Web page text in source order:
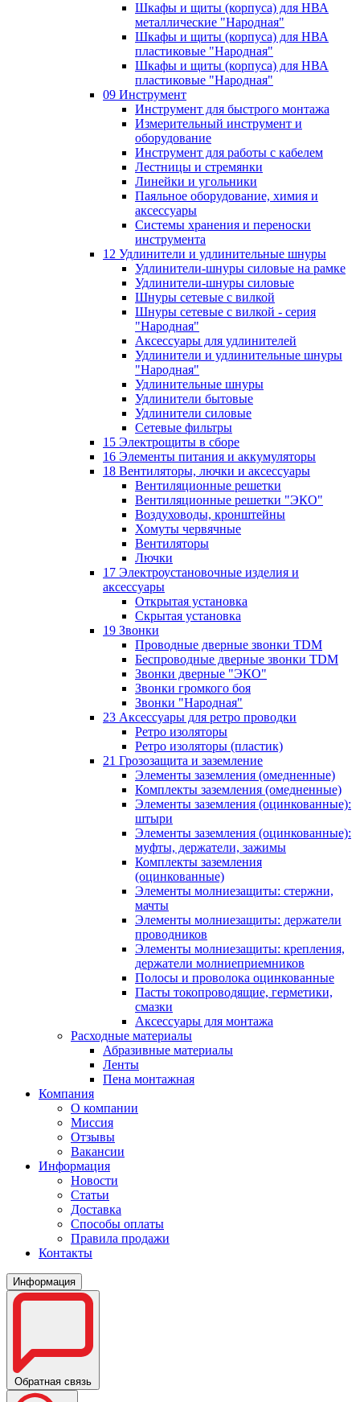
Шкафы и щиты (корпуса) для НВА
металлические "Народная"
Шкафы и щиты (корпуса) для НВА
пластиковые "Народная"
Шкафы и щиты (корпуса) для НВА
пластиковые "Народная"
09 Инструмент
Инструмент для быстрого монтажа
Измерительный инструмент и
оборудование
Инструмент для работы с кабелем
Лестницы и стремянки
Линейки и угольники
Паяльное оборудование, химия и
аксессуары
Системы хранения и переноски
инструмента
12 Удлинители и удлинительные шнуры
Удлинители-шнуры силовые на рамке
Удлинители-шнуры силовые
Шнуры сетевые с вилкой
Шнуры сетевые с вилкой - серия
"Народная"
Аксессуары для удлинителей
Удлинители и удлинительные шнуры
"Народная"
Удлинительные шнуры
Удлинители бытовые
Удлинители силовые
Сетевые фильтры
15 Электрощиты в сборе
16 Элементы питания и аккумуляторы
18 Вентиляторы, лючки и аксессуары
Вентиляционные решетки
Вентиляционные решетки "ЭКО"
Воздуховоды, кронштейны
Хомуты червячные
Вентиляторы
Лючки
17 Электроустановочные изделия и
аксессуары
Открытая установка
Скрытая установка
19 Звонки
Проводные дверные звонки TDM
Беспроводные дверные звонки TDM
Звонки дверные "ЭКО"
Звонки громкого боя
Звонки "Народная"
23 Аксессуары для ретро проводки
Ретро изоляторы
Ретро изоляторы (пластик)
21 Грозозащита и заземление
Элементы заземления (омедненные)
Комплекты заземления (омедненные)
Элементы заземления (оцинкованные):
штыри
Элементы заземления (оцинкованные):
муфты, держатели, зажимы
Комплекты заземления
(оцинкованные)
Элементы молниезащиты: стержни,
мачты
Элементы молниезащиты: держатели
проводников
Элементы молниезащиты: крепления,
держатели молниеприемников
Полосы и проволока оцинкованные
Пасты токопроводящие, герметики,
смазки
Аксессуары для монтажа
Расходные материалы
Абразивные материалы
Ленты
Пена монтажная
Компания
О компании
Миссия
Отзывы
Вакансии
Информация
Новости
Статьи
Доставка
Способы оплаты
Правила продажи
Контакты
Информация
Обратная связь